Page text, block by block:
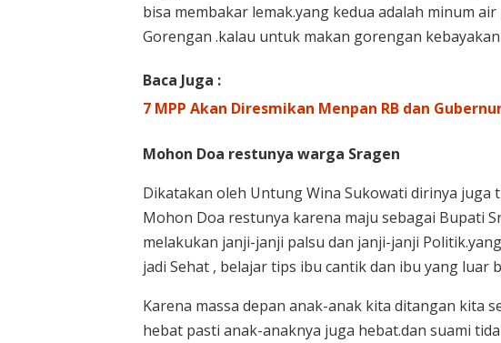
bisa membakar lemak.yang kedua adalah minum
Gorengan .kalau untuk makan gorengan
Baca Juga :
7 MPP Akan Diresmikan Menpan RB dan
Mohon Doa restunya warga Sragen
Dikatakan oleh Untung Wina Sukowati dirinya juga
Mohon Doa restunya karena maju sebagai Bupati
melakukan janji-janji palsu dan janji-janji
jadi Sehat , belajar tips ibu cantik dan ibu yang luar
Karena massa depan anak-anak kita ditangan kita
hebat pasti anak-anaknya juga hebat.dan suami